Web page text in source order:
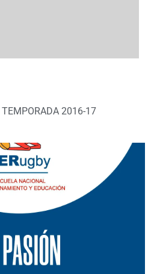
TEMPORADA 2016-17